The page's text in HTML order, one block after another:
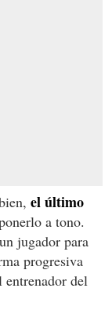
el último
a tono.
jugador para
progresiva
entrenador del